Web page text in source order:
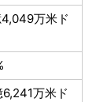
4,049万米ド
6,241万米ド